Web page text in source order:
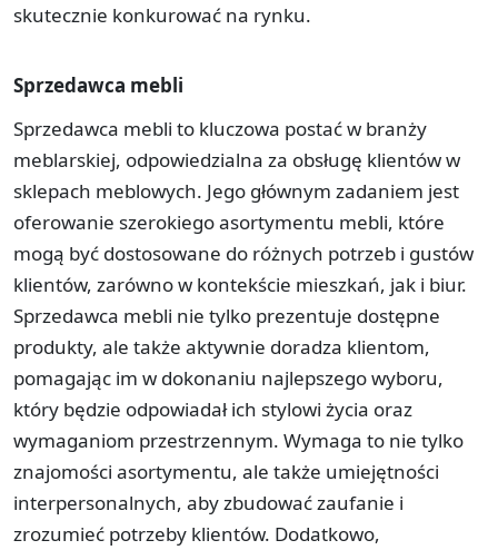
skutecznie konkurować na rynku.
Sprzedawca mebli
Sprzedawca mebli to kluczowa postać w branży
meblarskiej, odpowiedzialna za obsługę klientów w
sklepach meblowych. Jego głównym zadaniem jest
oferowanie szerokiego asortymentu mebli, które
mogą być dostosowane do różnych potrzeb i gustów
klientów, zarówno w kontekście mieszkań, jak i biur.
Sprzedawca mebli nie tylko prezentuje dostępne
produkty, ale także aktywnie doradza klientom,
pomagając im w dokonaniu najlepszego wyboru,
który będzie odpowiadał ich stylowi życia oraz
wymaganiom przestrzennym. Wymaga to nie tylko
znajomości asortymentu, ale także umiejętności
interpersonalnych, aby zbudować zaufanie i
zrozumieć potrzeby klientów. Dodatkowo,